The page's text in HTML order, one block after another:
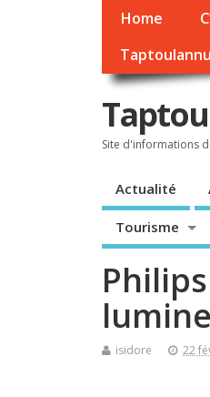
Home
Site d'informations
Actualité
Tourisme
isidore 22